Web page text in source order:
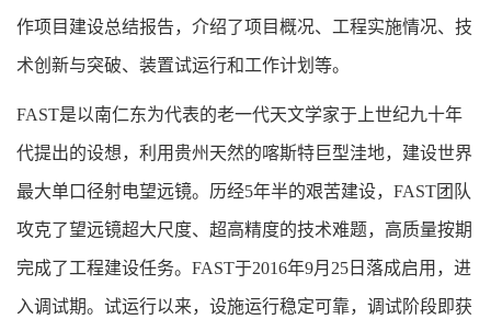
作项目建设总结报告，介绍了项目概况、工程实施情况、技
术创新与突破、装置试运行和工作计划等。
FAST是以南仁东为代表的老一代天文学家于上世纪九十年
代提出的设想，利用贵州天然的喀斯特巨型洼地，建设世界
最大单口径射电望远镜。历经5年半的艰苦建设，FAST团队
攻克了望远镜超大尺度、超高精度的技术难题，高质量按期
完成了工程建设任务。FAST于2016年9月25日落成启用，进
入调试期。试运行以来，设施运行稳定可靠，调试阶段即获